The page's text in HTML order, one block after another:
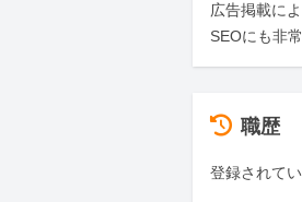
広告掲載に
SEOにも非
職歴
登録されて